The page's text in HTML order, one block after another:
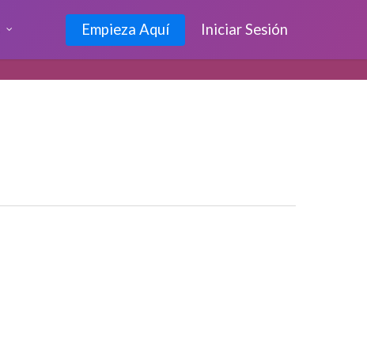
Empieza Aquí Iniciar Sesión